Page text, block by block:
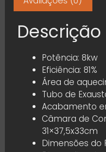
Descrição
Potência: 8kw
Eficiência: 81%
Área de
Tubo de
Acabamento
Câmara de
31×37,5x33cm
Dimensões do